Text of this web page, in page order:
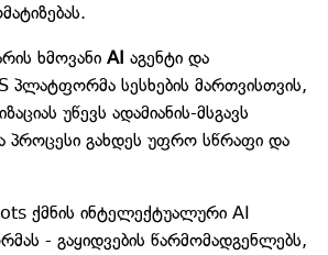
ხმოვანი AI აგენტი და
პლატფორმა სესხების მართვისთვის,
უწევს ადამიანის-მსგავს
პროცესი გახდეს უფრო სწრაფი და
ქმნის ინტელექტუალური AI
- გაყიდვების წარმომადგენლებს,